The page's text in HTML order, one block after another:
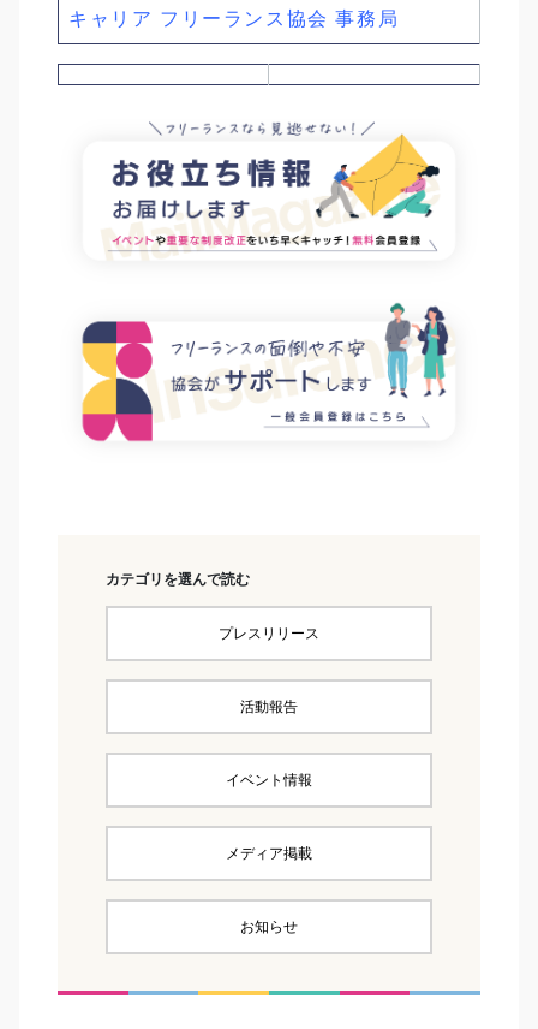
キャリア フリーランス協会 事務局
カテゴリを選んで読む
プレスリリース
活動報告
イベント情報
メディア掲載
お知らせ